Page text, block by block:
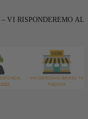
– VI RISPONDEREMO AL